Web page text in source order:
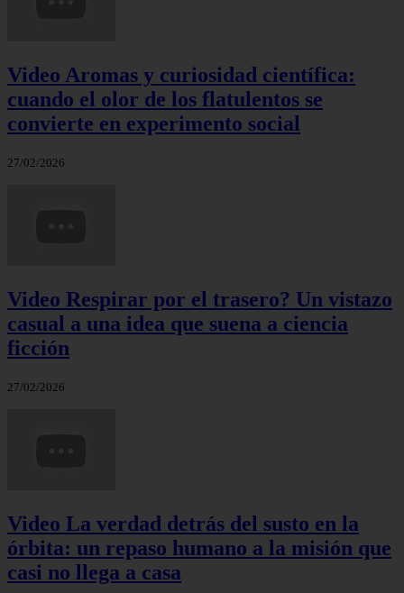
Video Aromas y curiosidad científica:
cuando el olor de los flatulentos se
convierte en experimento social
27/02/2026
Video Respirar por el trasero? Un vistazo
casual a una idea que suena a ciencia
ficción
27/02/2026
Video La verdad detrás del susto en la
órbita: un repaso humano a la misión que
casi no llega a casa